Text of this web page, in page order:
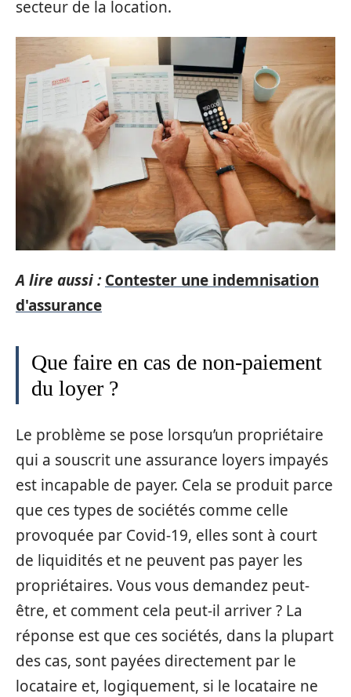
secteur de la location.
A lire aussi : Contester une indemnisation
d'assurance
Que faire en cas de non-paiement
du loyer ?
Le problème se pose lorsqu’un propriétaire
qui a souscrit une assurance loyers impayés
est incapable de payer. Cela se produit parce
que ces types de sociétés comme celle
provoquée par Covid-19, elles sont à court
de liquidités et ne peuvent pas payer les
propriétaires. Vous vous demandez peut-
être, et comment cela peut-il arriver ? La
réponse est que ces sociétés, dans la plupart
des cas, sont payées directement par le
locataire et, logiquement, si le locataire ne